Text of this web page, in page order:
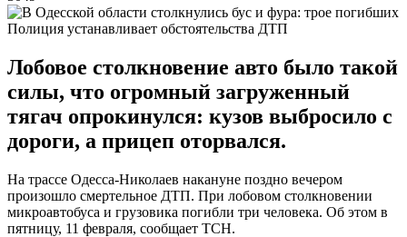
Полиция устанавливает обстоятельства ДТП
Лобовое столкновение авто было такой
силы, что огромный загруженный
тягач опрокинулся: кузов выбросило с
дороги, а прицеп оторвался.
На трассе Одесса-Николаев накануне поздно вечером
произошло смертельное ДТП. При лобовом столкновении
микроавтобуса и грузовика погибли три человека. Об этом в
пятницу, 11 февраля, сообщает ТСН.